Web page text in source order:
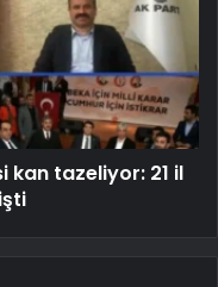
kan tazeliyor: 21 il